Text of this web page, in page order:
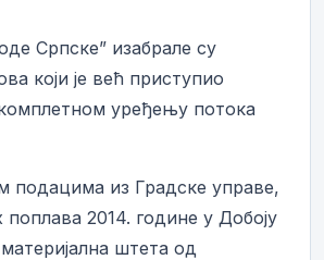
Српске” изабрале су
који је већ приступио
уређењу потока
подацима из Градске управе,
поплава 2014. године у Добоју
штета од